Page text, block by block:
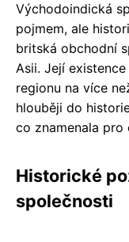
Východoindická
pojmem, ale
britská obchodní
Asii. Její
regionu na více
hlouběji do
co znamenala pro
Historické
společnosti